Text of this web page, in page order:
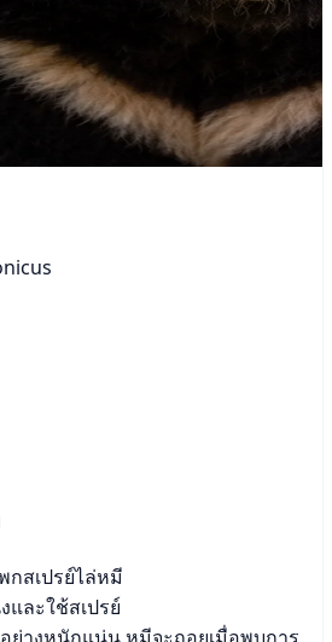
กสเปรย์ไล่หมี
ละใช้สเปรย์